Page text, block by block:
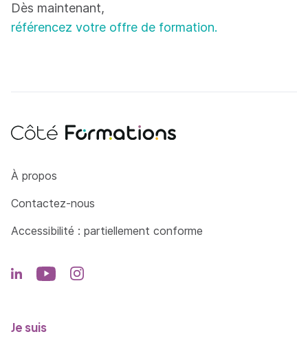
Dès maintenant,
référencez votre offre de formation.
Côté Formations
À propos
Contactez-nous
Accessibilité : partiellement conforme
Je suis